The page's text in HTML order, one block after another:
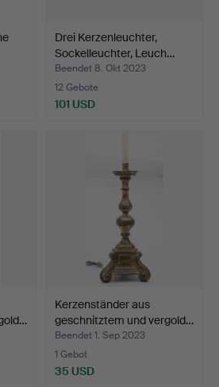
Drei Kerzenleuchter,
Sockelleuchter, Leuch…
Beendet 8. Okt 2023
12 Gebote
101 USD
Kerzenständer aus
geschnitztem und vergold…
Beendet 1. Sep 2023
1 Gebot
35 USD